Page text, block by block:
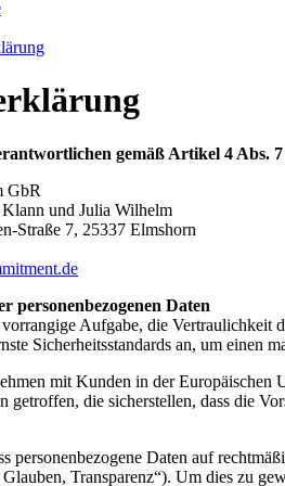
gemäß Artikel 4 Abs.
GbR
und Julia Wilhelm
Straße 7, 25337 Elmshorn
personenbezogenen Daten
vorrangige Aufgabe, die
Sicherheitsstandards an, um einen
mit Kunden in der
getroffen, die sicherstellen, dass die
personenbezogene Daten auf
Transparenz“). Um dies zu